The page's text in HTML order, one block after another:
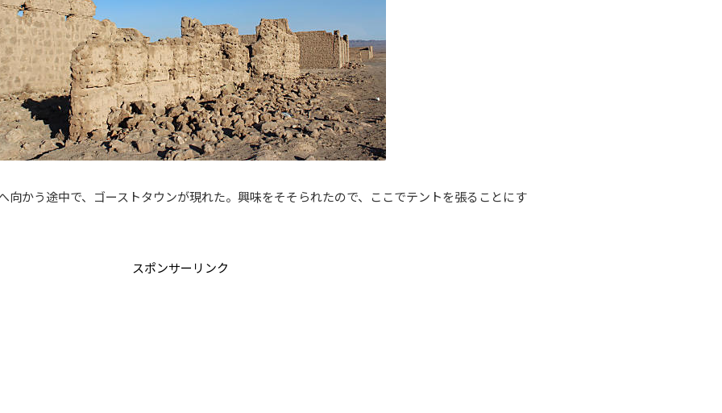
向かう途中で、ゴーストタウンが現れた。興味をそそられたので、ここでテントを張ることにす
スポンサーリンク